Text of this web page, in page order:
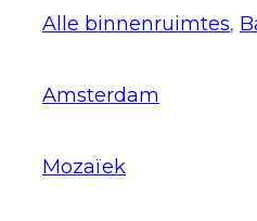
Alle binnenruimtes,
Amsterdam
Mozaïek